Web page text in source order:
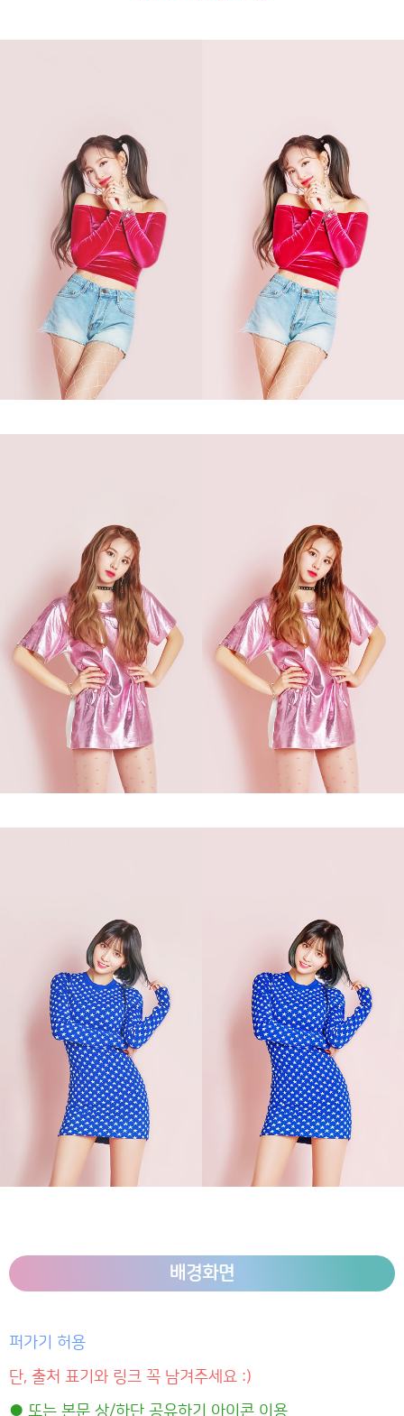
배경화면
퍼가기 허용
단, 출처 표기와 링크 꼭 남겨주세요 :)
● 또는 본문 상/하단 공유하기 아이콘 이용